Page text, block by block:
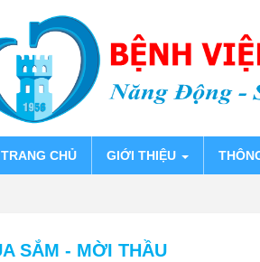
TRANG CHỦ GIỚI THIỆU
SẮM - MỜI THẦU